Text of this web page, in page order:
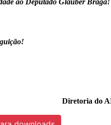
Diretoria do